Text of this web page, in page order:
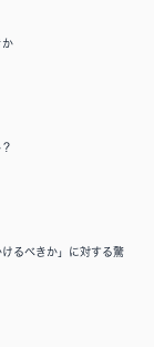
か
るべきか」に対する驚